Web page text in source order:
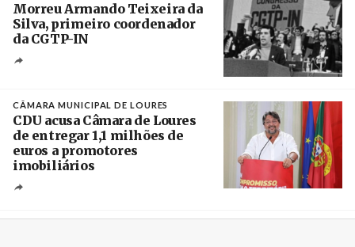
Morreu Armando Teixeira da
Silva, primeiro coordenador
da CGTP-IN
CÂMARA MUNICIPAL DE LOURES
CDU acusa Câmara de Loures
de entregar 1,1 milhões de
euros a promotores
imobiliários